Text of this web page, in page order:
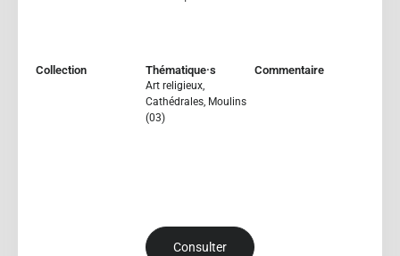
Collection Thématique·s
Art religieux,
Cathédrales, Moulins
(03)
Commentaire
Consulter